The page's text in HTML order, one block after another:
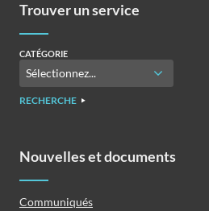
Trouver un service
CATÉGORIE
RECHERCHE
Nouvelles et documents
Communiqués